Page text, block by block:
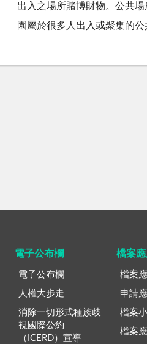
出入之場所賭博財物。公共
園屬於很多人出入或聚集的
電子公布欄
電子公布欄
人權大步走
消除一切形式種族歧
視國際公約
（ICERD）宣導
檔案
檔案
申請
檔案
檔案